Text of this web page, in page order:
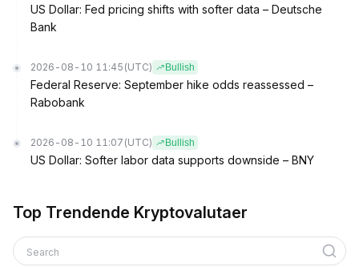
US Dollar: Fed pricing shifts with softer data – Deutsche
Bank
2026-08-10 11:45 (UTC) Bullish
Federal Reserve: September hike odds reassessed –
Rabobank
2026-08-10 11:07 (UTC) Bullish
US Dollar: Softer labor data supports downside – BNY
Top Trendende Kryptovalutaer
Search